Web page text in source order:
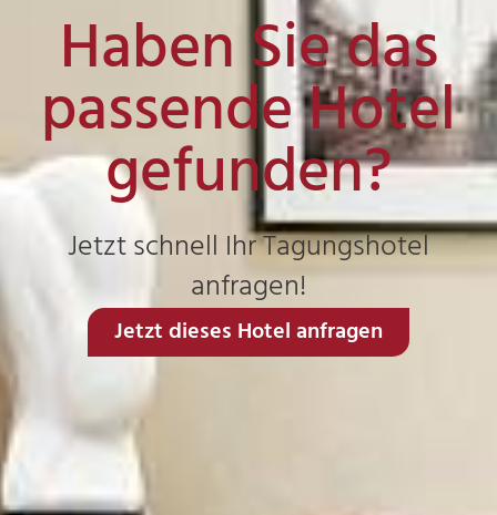
Haben Sie das
passende Hotel
gefunden?
Jetzt schnell Ihr Tagungshotel
anfragen!
Jetzt dieses Hotel anfragen